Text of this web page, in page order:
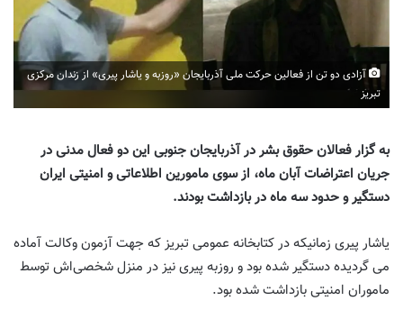
آزادی دو تن از فعالین حرکت ملی آذربایجان «روزبه و یاشار پیری» از زندان مرکزی
تبریز
به گزار فعالان حقوق بشر در آذربایجان جنوبی این دو فعال مدنی در
جریان اعتراضات آبان ماه، از سوی مامورین اطلاعاتی و امنیتی ایران
دستگیر و حدود سه ماه در بازداشت بودند.
یاشار پیری زمانیکه در کتابخانه عمومی تبریز که جهت آزمون وکالت آماده
می گردیده دستگیر شده بود و روزبه پیری نیز در منزل شخصی‌اش توسط
ماموران امنیتی بازداشت شده بود.